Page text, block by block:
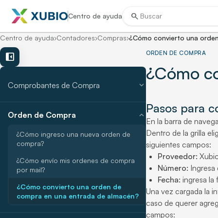
Centro de ayuda search
Centro de ayuda›Contadores›Compras›¿Cómo convierto una
left_panel_close
Comprobantes de Compra expand_more
Orden de Compra expand_more
¿Cómo ingreso una nueva orden de
compra?
¿Cómo envío mis ordenes de compra
por mail?
¿Cómo convierto una orden de
compra en una entrada de almacén?
ORDEN DE COMPRA
¿Cómo
Pasos para
En la barra de
Dentro de la grilla
siguientes campos:
Proveedor:
Número:
Fecha: ingresa la
Una vez cargada la
caso de querer
campos: